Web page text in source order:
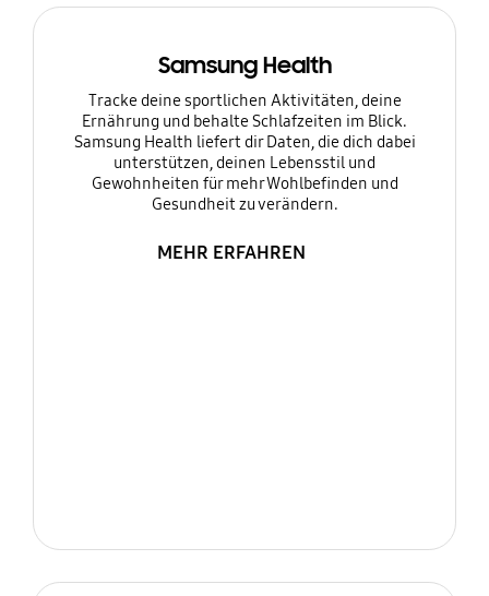
Samsung Health
Tracke deine sportlichen Aktivitäten, deine
Ernährung und behalte Schlafzeiten im Blick.
Samsung Health liefert dir Daten, die dich dabei
unterstützen, deinen Lebensstil und
Gewohnheiten für mehr Wohlbefinden und
Gesundheit zu verändern.
MEHR ERFAHREN